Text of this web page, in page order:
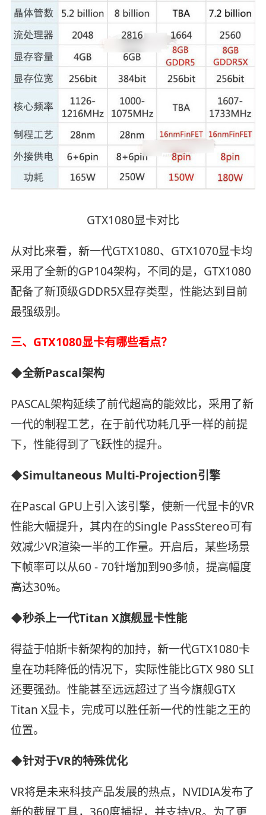
GTX1080显卡对比
从对比来看，新一代GTX1080、GTX1070显卡均
采用了全新的GP104架构，不同的是，GTX1080
配备了新顶级GDDR5X显存类型，性能达到目前
最强级别。
三、GTX1080显卡有哪些看点？
◆全新Pascal架构
PASCAL架构延续了前代超高的能效比，采用了新
一代的制程工艺，在于前代功耗几乎一样的前提
下，性能得到了飞跃性的提升。
◆Simultaneous Multi-Projection引擎
在Pascal GPU上引入该引擎，使新一代显卡的VR
性能大幅提升，其内在的Single PassStereo可有
效减少VR渲染一半的工作量。开启后，某些场景
下帧率可以从60 - 70针增加到90多帧，提高幅度
高达30%。
◆秒杀上一代Titan X旗舰显卡性能
得益于帕斯卡新架构的加持，新一代GTX1080卡
皇在功耗降低的情况下，实际性能比GTX 980 SLI
还要强劲。性能甚至远远超过了当今旗舰GTX
Titan X显卡，完成可以胜任新一代的性能之王的
位置。
◆针对于VR的特殊优化
VR将是未来科技产品发展的热点，NVIDIA发布了
新的截屏工具，360度捕捉，并支持VR。为了更